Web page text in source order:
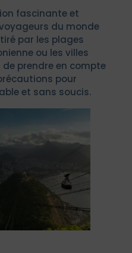
fascinante et
du monde
par les plages
ou les villes
prendre en compte
pour
et sans soucis.